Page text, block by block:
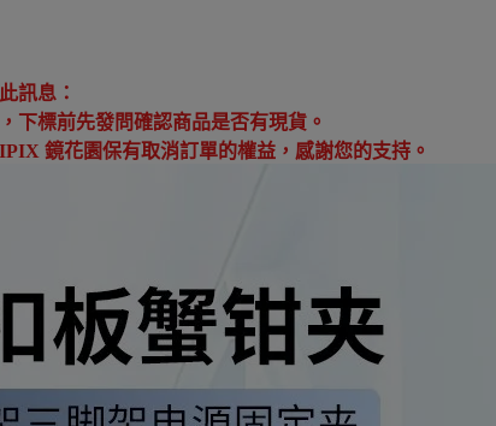
訊息：
下標前先發問確認商品是否有現貨。
IPIX 鏡花園保有取消訂單的權益，感謝您的支持。